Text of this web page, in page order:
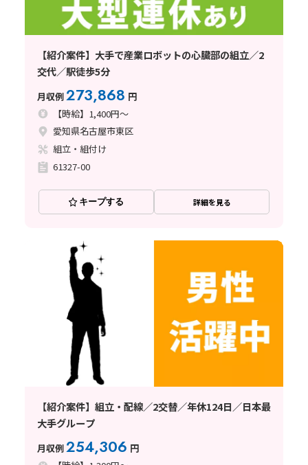
【紹介案件】大手で産業ロボットの心臓部の組立／2
交代／駅徒歩5分
月収例273,868 円
【時給】1,400円～
愛知県名古屋市東区
組立・組付け
61327-00
キープする 詳細を見る
【紹介案件】組立・配線／2交替／年休124日／日本最
大手グループ
月収例254,306 円